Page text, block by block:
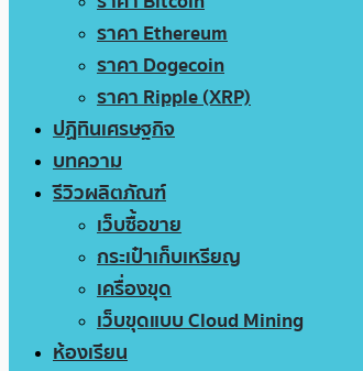
ราคา Ethereum
ราคา Dogecoin
ราคา Ripple (XRP)
ปฏิทินเศรษฐกิจ
บทความ
รีวิวผลิตภัณฑ์
เว็บซื้อขาย
กระเป๋าเก็บเหรียญ
เครื่องขุด
เว็บขุดแบบ Cloud Mining
ห้องเรียน